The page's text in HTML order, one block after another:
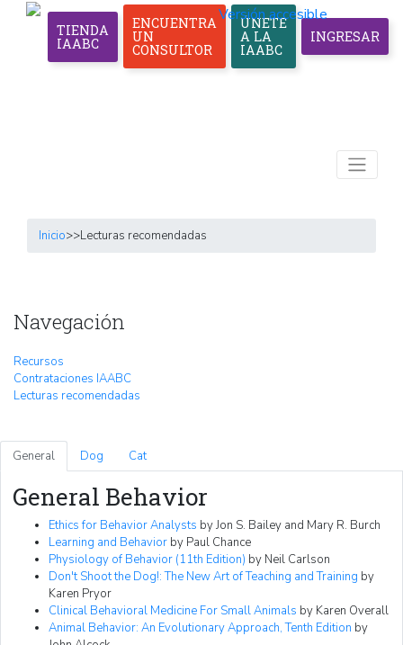
Versión accesible
TIENDA
IAABC
ENCUENTRA
UN
CONSULTOR
ÚNETE
A LA
IAABC
INGRESAR
Inicio>>Lecturas recomendadas
Navegación
Recursos
Contrataciones IAABC
Lecturas recomendadas
General Dog Cat
General Behavior
Ethics for Behavior Analysts by Jon S. Bailey and Mary R. Burch
Learning and Behavior by Paul Chance
Physiology of Behavior (11th Edition) by Neil Carlson
Don't Shoot the Dog!: The New Art of Teaching and Training by
Karen Pryor
Clinical Behavioral Medicine For Small Animals by Karen Overall
Animal Behavior: An Evolutionary Approach, Tenth Edition by